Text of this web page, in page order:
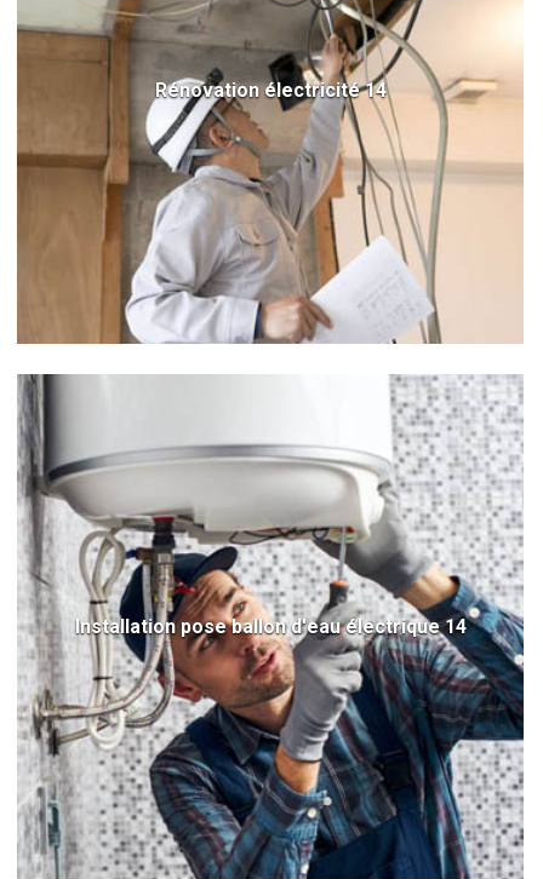
Rénovation électricité 14
Installation pose ballon d'eau électrique 14